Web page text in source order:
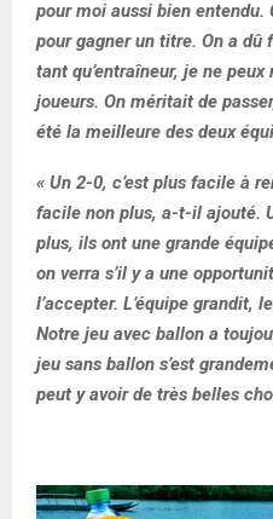
pour moi aussi bien entendu.
pour gagner un titre. On a
tant qu’entraîneur, je ne
joueurs. On méritait de
été la meilleure des deux
« Un 2-0, c’est plus facile à
facile non plus, a-t-il ajouté.
plus, ils ont une grande
on verra s’il y a une
l’accepter. L’équipe grandit,
Notre jeu avec ballon a
jeu sans ballon s’est
peut y avoir de très belles